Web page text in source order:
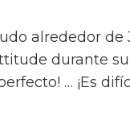
alrededor
durante su
… ¡Es